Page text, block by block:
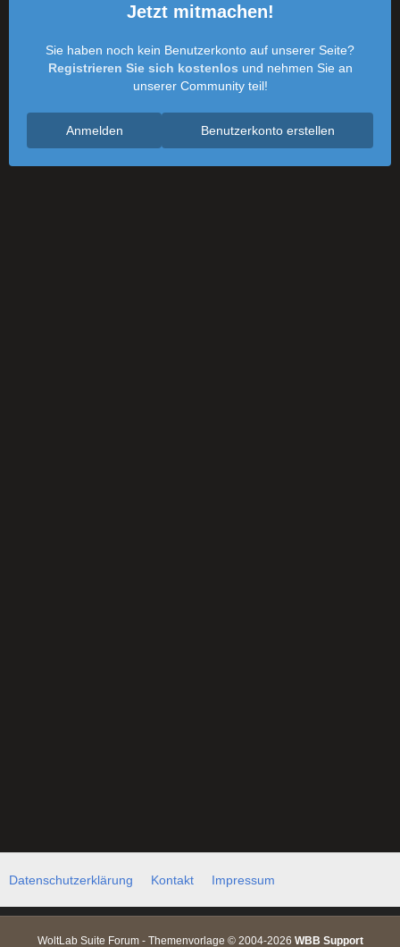
Jetzt mitmachen!
Sie haben noch kein Benutzerkonto auf unserer Seite?
Registrieren Sie sich kostenlos und nehmen Sie an
unserer Community teil!
Benutzerkonto erstellen
Anmelden
Datenschutzerklärung Kontakt Impressum
WoltLab Suite Forum - Themenvorlage © 2004-2026 WBB Support